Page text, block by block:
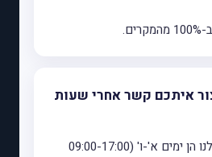
איתכם קשר אחרי שעות
השעות הרשמיות שלנו הן ימים א'-ו' (09:00-17:00